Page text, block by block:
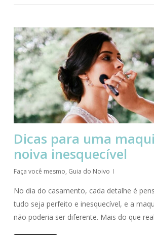
Dicas para uma
noiva inesquecível
Faça você mesmo, Guia do Noivo
No dia do casamento, cada detalhe é
tudo seja perfeito e inesquecível, e a
não poderia ser diferente. Mais do que